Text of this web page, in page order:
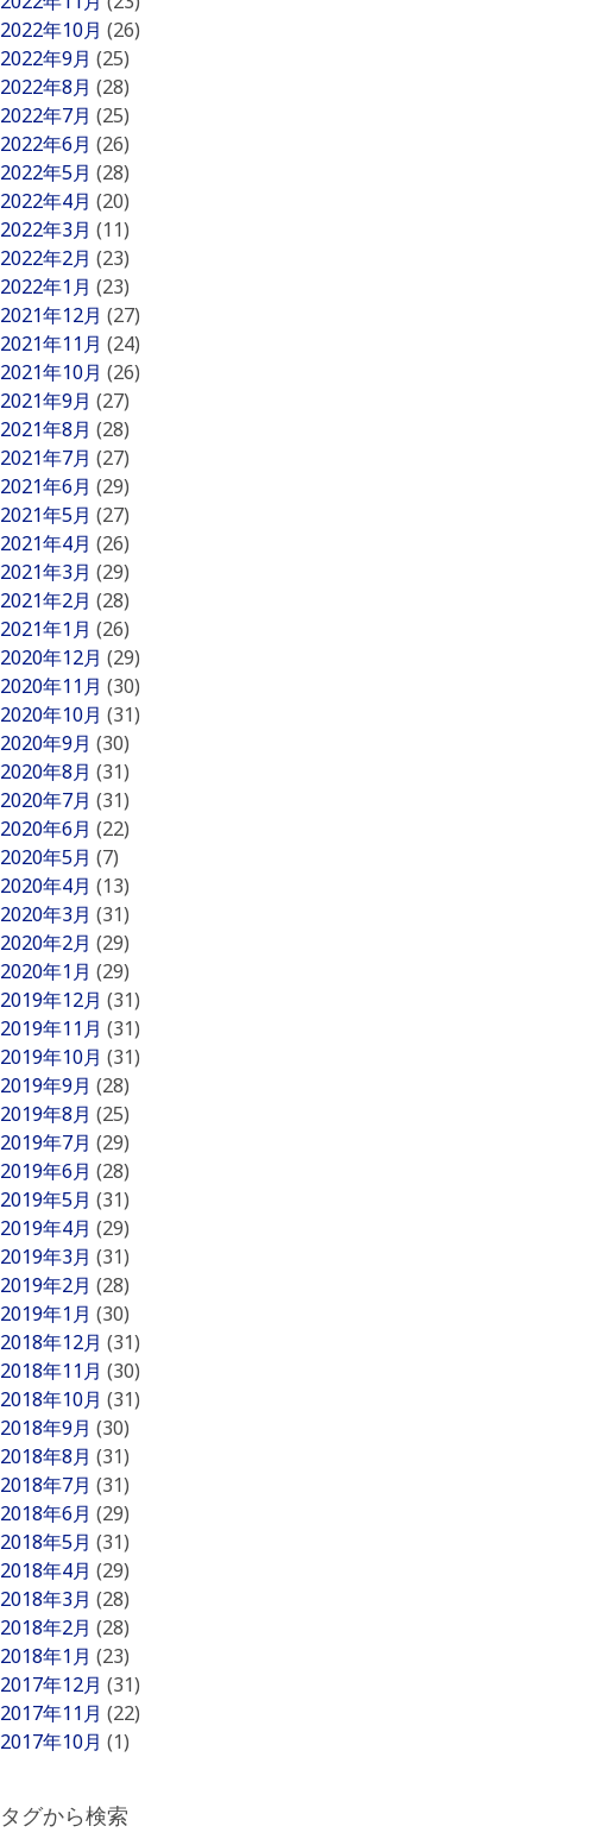
2022年10月 (26)
2022年9月 (25)
2022年8月 (28)
2022年7月 (25)
2022年6月 (26)
2022年5月 (28)
2022年4月 (20)
2022年3月 (11)
2022年2月 (23)
2022年1月 (23)
2021年12月 (27)
2021年11月 (24)
2021年10月 (26)
2021年9月 (27)
2021年8月 (28)
2021年7月 (27)
2021年6月 (29)
2021年5月 (27)
2021年4月 (26)
2021年3月 (29)
2021年2月 (28)
2021年1月 (26)
2020年12月 (29)
2020年11月 (30)
2020年10月 (31)
2020年9月 (30)
2020年8月 (31)
2020年7月 (31)
2020年6月 (22)
2020年5月 (7)
2020年4月 (13)
2020年3月 (31)
2020年2月 (29)
2020年1月 (29)
2019年12月 (31)
2019年11月 (31)
2019年10月 (31)
2019年9月 (28)
2019年8月 (25)
2019年7月 (29)
2019年6月 (28)
2019年5月 (31)
2019年4月 (29)
2019年3月 (31)
2019年2月 (28)
2019年1月 (30)
2018年12月 (31)
2018年11月 (30)
2018年10月 (31)
2018年9月 (30)
2018年8月 (31)
2018年7月 (31)
2018年6月 (29)
2018年5月 (31)
2018年4月 (29)
2018年3月 (28)
2018年2月 (28)
2018年1月 (23)
2017年12月 (31)
2017年11月 (22)
2017年10月 (1)
タグから検索